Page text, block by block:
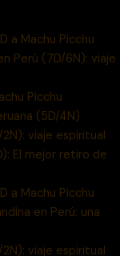
a Machu Picchu
Perú (7D/6N): viaje
Picchu
(5D/4N)
viaje espiritual
El mejor retiro de
a Machu Picchu
en Perú: una
viaje espiritual